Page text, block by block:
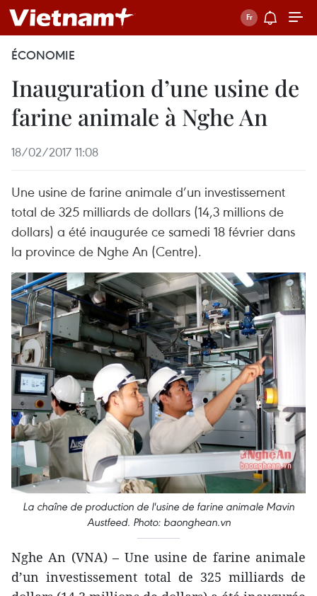
ÉCONOMIE
Inauguration d’une usine de
farine animale à Nghe An
18/02/2017 11:08
Une usine de farine animale d’un investissement
total de 325 milliards de dollars (14,3 millions de
dollars) a été inaugurée ce samedi 18 février dans
la province de Nghe An (Centre).
La chaîne de production de l'usine de farine animale Mavin
Austfeed. Photo: baonghean.vn
Nghe An (VNA) – Une usine de farine animale
d’un investissement total de 325 milliards de